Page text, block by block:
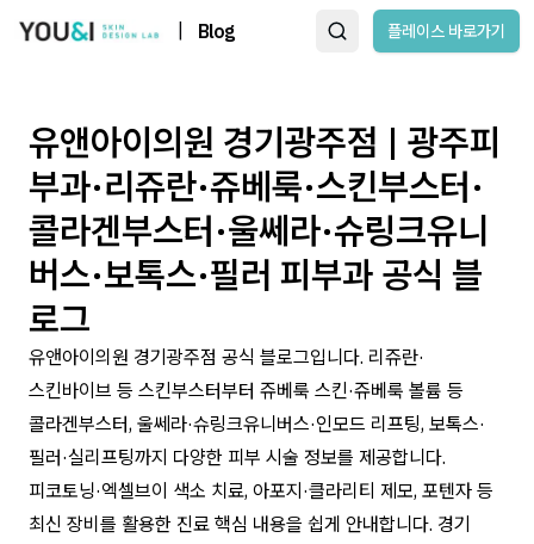
Blog 플레이스 바로가기
유앤아이의원 경기광주점 | 광주피
부과·리쥬란·쥬베룩·스킨부스터·
콜라겐부스터·울쎄라·슈링크유니
버스·보톡스·필러 피부과 공식 블
로그
유앤아이의원 경기광주점 공식 블로그입니다. 리쥬란·
스킨바이브 등 스킨부스터부터 쥬베룩 스킨·쥬베룩 볼륨 등
콜라겐부스터, 울쎄라·슈링크유니버스·인모드 리프팅, 보톡스·
필러·실리프팅까지 다양한 피부 시술 정보를 제공합니다.
피코토닝·엑셀브이 색소 치료, 아포지·클라리티 제모, 포텐자 등
최신 장비를 활용한 진료 핵심 내용을 쉽게 안내합니다. 경기